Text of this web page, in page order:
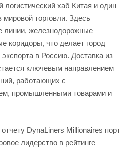
хаб Китая и один
мировой торговли. Здесь
линии, железнодорожные
коридоры, что делает город
в Россию. Доставка из
ключевым направлением
работающих с
промышленными товарами и
DynaLiners Millionaires порт
лидерство в рейтинге